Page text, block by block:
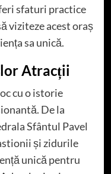
sfaturi practice
viziteze acest oraș
sa unică.
Atracții
cu o istorie
De la
Sfântul Pavel
și zidurile
unică pentru